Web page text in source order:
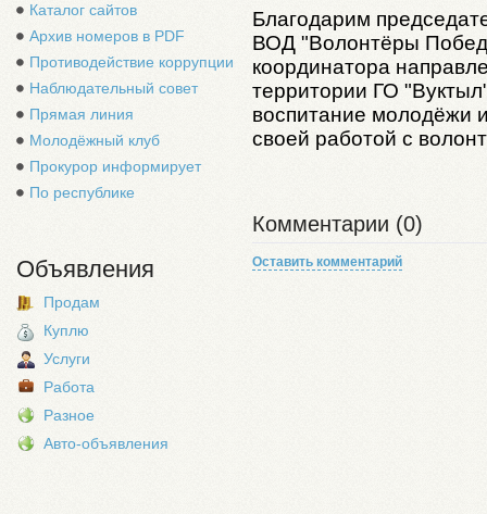
Каталог сайтов
Архив номеров в PDF
Противодействие коррупции
Наблюдательный совет
Прямая линия
Молодёжный клуб
Прокурор информирует
По республике
Объявления
Продам
Куплю
Услуги
Работа
Разное
Авто-объявления
Благодарим
ВОД "Волонтёры
координатора
территории ГО
воспитание молодёжи
своей работой с
Комментарии (0)
Оставить комментарий